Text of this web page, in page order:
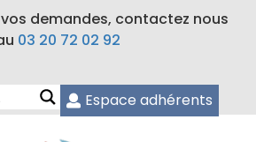
demandes, contactez nous
03 20 72 02 92
Espace adhérents